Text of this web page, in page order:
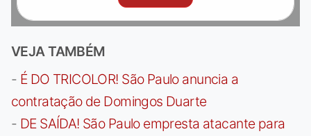
VEJA TAMBÉM
- É DO TRICOLOR! São Paulo anuncia a
contratação de Domingos Duarte
- DE SAÍDA! São Paulo empresta atacante para